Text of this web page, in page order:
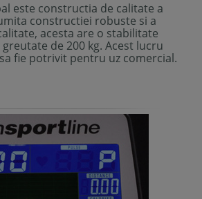
este constructia de calitate a
constructiei robuste si a
acesta are o stabilitate
de 200 kg. Acest lucru
fie potrivit pentru uz comercial.